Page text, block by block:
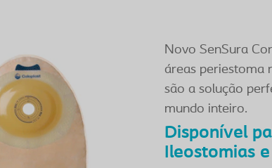
Novo SenSura
áreas periestoma
são a solução
mundo inteiro.
Disponível
Ileostomias